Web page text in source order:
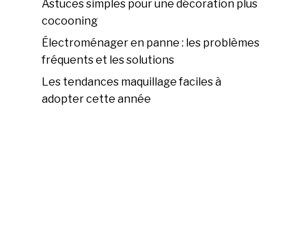
Astuces simples pour une décoration plus
cocooning
Électroménager en panne : les problèmes
fréquents et les solutions
Les tendances maquillage faciles à
adopter cette année